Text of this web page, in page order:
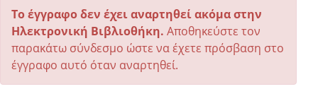
Το έγγραφο δεν έχει αναρτηθεί ακόμα στην
Ηλεκτρονική Βιβλιοθήκη. Αποθηκεύστε τον
παρακάτω σύνδεσμο ώστε να έχετε πρόσβαση στο
έγγραφο αυτό όταν αναρτηθεί.